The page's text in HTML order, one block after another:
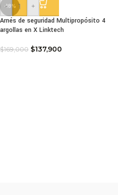
-18%
-
+
Arnés de seguridad Multipropósito 4
argollas en X Linktech
$169,000 $137,900